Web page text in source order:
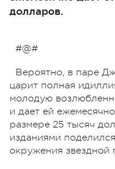
долларов.
#@#
Вероятно, в паре
царит полная
молодую
и дает ей
размере 25 тысяч
изданиями
окружения звездной